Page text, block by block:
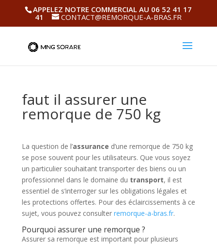
APPELEZ NOTRE COMMERCIAL AU 06 52 41 17
41
CONTACT@REMORQUE-A-BRAS.FR
faut il assurer une
remorque de 750 kg
La question de l’assurance d’une remorque de 750 kg
se pose souvent pour les utilisateurs. Que vous soyez
un particulier souhaitant transporter des biens ou un
professionnel dans le domaine du transport, il est
essentiel de s’interroger sur les obligations légales et
les protections offertes. Pour des éclaircissements à ce
sujet, vous pouvez consulter remorque-a-bras.fr.
Pourquoi assurer une remorque ?
Assurer sa remorque est important pour plusieurs